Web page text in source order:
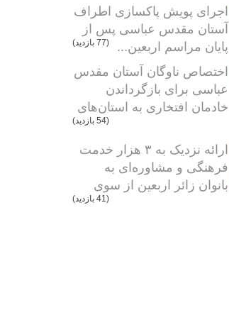
اجرای پویش پاکسازی اطراف
آستان مقدس عباسی پس از
پایان مراسم اربعین...
(77 بازدید)
اختصاص ناوگان آستان مقدس
عباسی برای بازگرداندن
خادمان افتخاری به استان‌های
(54 بازدید)
ارائه نزدیک به ۳ هزار خدمت
فرهنگی و مشاوره‌ای به
بانوان زائر اربعین از سوی
(41 بازدید)